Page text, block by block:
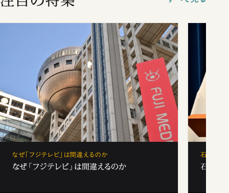
なぜ「フジテレビ」は間違えるのか
なぜ「フジテレビ」は間違えるのか
石破茂、
石破茂